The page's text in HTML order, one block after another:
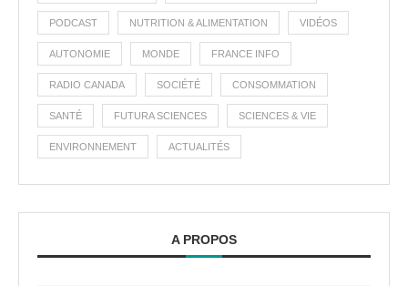
PODCAST NUTRITION & ALIMENTATION VIDÉOS
AUTONOMIE MONDE FRANCE INFO
RADIO CANADA SOCIÉTÉ CONSOMMATION
SANTÉ FUTURA SCIENCES SCIENCES & VIE
ENVIRONNEMENT ACTUALITÉS
A PROPOS